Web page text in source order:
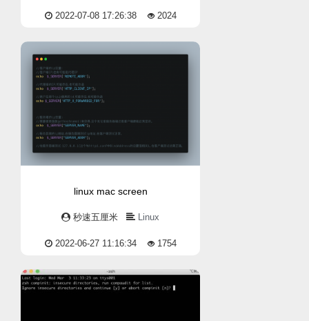
2022-07-08 17:26:38 2024
linux mac screen
秒速五厘米 Linux
2022-06-27 11:16:34 1754